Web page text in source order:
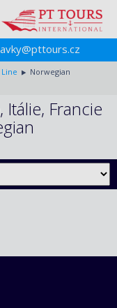
Norwegian
Francie